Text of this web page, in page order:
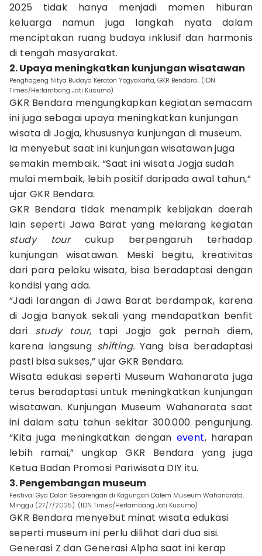
2025 tidak hanya menjadi momen hiburan
keluarga namun juga langkah nyata dalam
menciptakan ruang budaya inklusif dan harmonis
di tengah masyarakat.
2. Upaya meningkatkan kunjungan wisatawan
Penghageng Nitya Budaya Keraton Yogyakarta, GKR Bendara.. (IDN
Times/Herlambang Jati Kusumo)
GKR Bendara mengungkapkan kegiatan semacam
ini juga sebagai upaya meningkatkan kunjungan
wisata di Jogja, khususnya kunjungan di museum.
Ia menyebut saat ini kunjungan wisatawan juga
semakin membaik. “Saat ini wisata Jogja sudah
mulai membaik, lebih positif daripada awal tahun,”
ujar GKR Bendara.
GKR Bendara tidak menampik kebijakan daerah
lain seperti Jawa Barat yang melarang kegiatan
study tour cukup berpengaruh terhadap
kunjungan wisatawan. Meski begitu, kreativitas
dari para pelaku wisata, bisa beradaptasi dengan
kondisi yang ada.
“Jadi larangan di Jawa Barat berdampak, karena
di Jogja banyak sekali yang mendapatkan benfit
dari study tour, tapi Jogja gak pernah diem,
karena langsung shifting.Yang bisa beradaptasi
pasti bisa sukses,” ujar GKR Bendara.
Wisata edukasi seperti Museum Wahanarata juga
terus beradaptasi untuk meningkatkan kunjungan
wisatawan. Kunjungan Museum Wahanarata saat
ini dalam satu tahun sekitar 300.000 pengunjung.
“Kita juga meningkatkan dengan event, harapan
lebih ramai,” ungkap GKR Bendara yang juga
Ketua Badan Promosi Pariwisata DIY itu.
3. Pengembangan museum
Festival Gya Dolan Sesarengan di Kagungan Dalem Museum Wahanarata,
Minggu (27/7/2025). (IDN Times/Herlambang Jati Kusumo)
GKR Bendara menyebut minat wisata edukasi
seperti museum ini perlu dilihat dari dua sisi.
Generasi Z dan Generasi Alpha saat ini kerap